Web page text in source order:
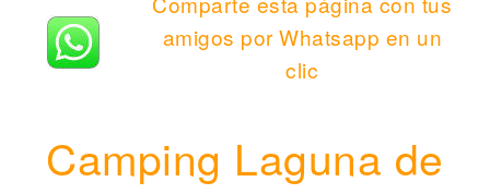
amigos por Whatsapp en un
clic
Camping Laguna de